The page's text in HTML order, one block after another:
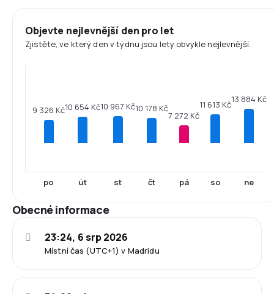
Objevte nejlevnější den pro let
Zjistěte, ve který den v týdnu jsou lety obvykle nejlevnější.
9 326 Kč
po
10 654 Kč
út
10 967 Kč
st
10 178 Kč
čt
7 272 Kč
pá
11 613 Kč
so
13 884 Kč
ne
Obecné informace
Místní čas (UTC+1) v Madridu
23:24, 6 srp 2026